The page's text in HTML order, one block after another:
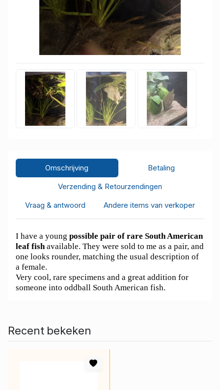
Omschrijving
Betaling
Verzending & Retourzendingen
Vraag & antwoord
Andere items van verkoper
I have a young possible pair of rare South American
leaf fish available. They were sold to me as a pair, and
one looks rounder, matching the usual description of
a female.
Very cool, rare specimens and a great addition for
someone into oddball South American fish.
Recent bekeken